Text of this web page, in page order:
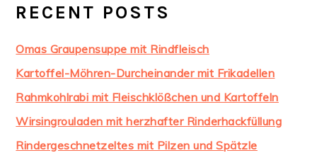
RECENT POSTS
Omas Graupensuppe mit Rindfleisch
Kartoffel-Möhren-Durcheinander mit Frikadellen
Rahmkohlrabi mit Fleischklößchen und Kartoffeln
Wirsingrouladen mit herzhafter Rinderhackfüllung
Rindergeschnetzeltes mit Pilzen und Spätzle